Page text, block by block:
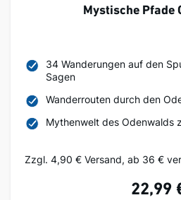
Mystische Pfade
34 Wanderungen auf den
Sagen
Wanderrouten durch den
Mythenwelt des Odenwalds
Zzgl. 4,90 € Versand, ab 36 €
22,99